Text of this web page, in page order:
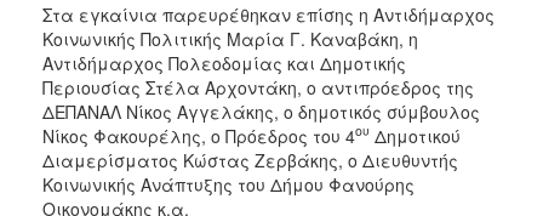
ΤΟΠΟΣ
ΔΗΜΟΣ
Στα εγκαίνια παρευρέθηκαν επίσης η Αντιδήμαρχος
Κοινωνικής Πολιτικής Μαρία Γ. Καναβάκη, η
Αντιδήμαρχος Πολεοδομίας και Δημοτικής
Περιουσίας Στέλα Αρχοντάκη, ο αντιπρόεδρος της
ΔΕΠΑΝΑΛ Νίκος Αγγελάκης, ο δημοτικός σύμβουλος
Νίκος Φακουρέλης, ο Πρόεδρος του 4ου Δημοτικού
Διαμερίσματος Κώστας Ζερβάκης, ο Διευθυντής
Κοινωνικής Ανάπτυξης του Δήμου Φανούρης
Οικονομάκης κ.α.